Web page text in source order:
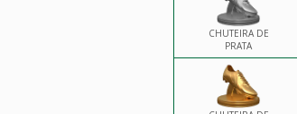
CHUTEIRA DE
PRATA